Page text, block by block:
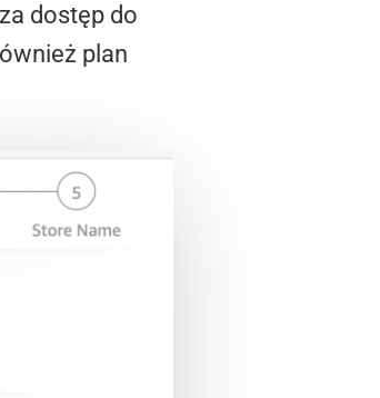
dostęp do
plan